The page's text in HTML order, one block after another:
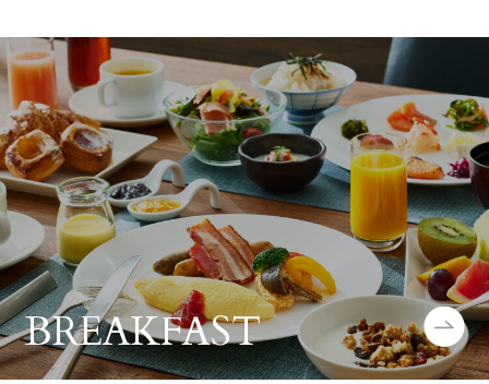
朝食について詳しく見る
BREAKFAST